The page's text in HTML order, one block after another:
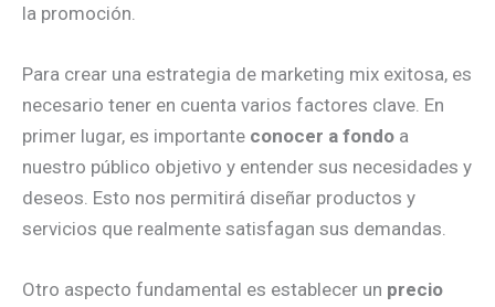
la promoción.
Para crear una estrategia de marketing mix exitosa, es
necesario tener en cuenta varios factores clave. En
primer lugar, es importante conocer a fondo a
nuestro público objetivo y entender sus necesidades y
deseos. Esto nos permitirá diseñar productos y
servicios que realmente satisfagan sus demandas.
Otro aspecto fundamental es establecer un precio